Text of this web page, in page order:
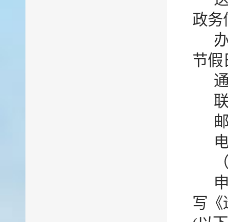
政务
节假
写《